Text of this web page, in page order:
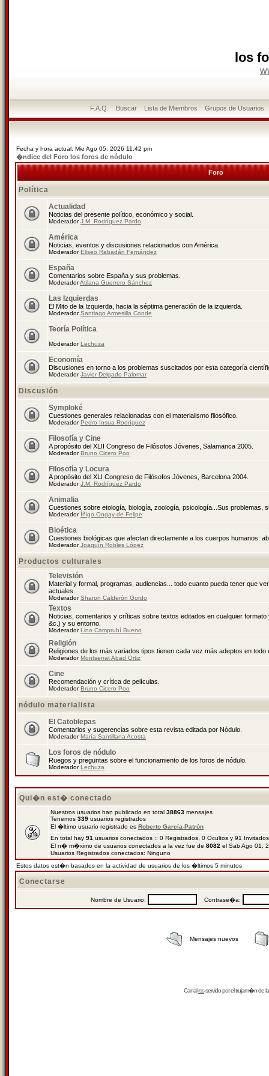
los
F.A.Q. Buscar Lista de Miembros Grupos de Usuarios
Fecha y hora actual: Mie Ago 05, 2026 11:42 pm
�ndice del Foro los foros de nódulo
Foro
Política
Actualidad
Noticias del presente político, económico y social.
ModeradorJ.M. Rodríguez Pardo
América
Noticias, eventos y discusiones relacionados con América.
ModeradorEliseo Rabadán Fernández
España
Comentarios sobre España y sus problemas.
ModeradorAtilana Guerrero Sánchez
Las Izquierdas
El Mito de la Izquierda, hacia la séptima generación de la izquierda.
ModeradorSantiago Armesilla Conde
Teoría Política
ModeradorLechuza
Economía
Discusiones en torno a los problemas suscitados por esta categoría
ModeradorJavier Delgado Palomar
Discusión
Symploké
Cuestiones generales relacionadas con el materialismo filosófico.
ModeradorPedro Insua Rodríguez
Filosofía y Cine
A propósito del XLII Congreso de Filósofos Jóvenes, Salamanca 2005.
ModeradorBruno Cicero Poo
Filosofía y Locura
A propósito del XLI Congreso de Filósofos Jóvenes, Barcelona 2004.
ModeradorJ.M. Rodríguez Pardo
Animalia
Cuestiones sobre etología, biología, zoología, psicología...Sus problemas,
Moderador Íñigo Ongay de Felipe
Bioética
Cuestiones biológicas que afectan directamente a los cuerpos humanos:
ModeradorJoaquín Robles López
Productos culturales
Televisión
Material y formal, programas, audiencias... todo cuanto pueda tener que
actuales.
ModeradorSharon Calderón Gordo
Textos
Noticias, comentarios y críticas sobre textos editados en cualquier
&c.) y su entorno.
ModeradorLino Camprubí Bueno
Religión
Religiones de los más variados tipos tienen cada vez más adeptos en todo
ModeradorMontserrat Abad Ortiz
Cine
Recomendación y crítica de películas.
ModeradorBruno Cicero Poo
nódulo materialista
El Catoblepas
Comentarios y sugerencias sobre esta revista editada por Nódulo.
ModeradorMaría Santillana Acosta
Los foros de nódulo
Ruegos y preguntas sobre el funcionamiento de los foros de nódulo.
ModeradorLechuza
Qui�n est� conectado
Nuestros usuarios han publicado en total 38863 mensajes
Tenemos 339 usuarios registrados
El �ltimo usuario registrado es Roberto García-Patrón
En total hay 91 usuarios conectados :: 0 Registrados, 0 Ocultos y 91
El n� m�ximo de usuarios conectados a la vez fue de 8082 el Sab Ago 01,
Usuarios Registrados conectados: Ninguno
Estos datos est�n basados en la actividad de usuarios de los �ltimos 5 minutos
Conectarse
Nombre de Usuario: Contrase�a:
Mensajes nuevos
Canalrssservido por eltrujam�nde